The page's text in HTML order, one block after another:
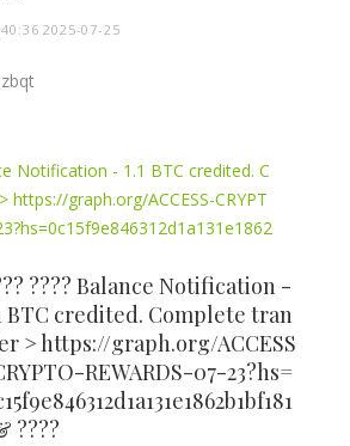
2025-07-25
???? Balance Notification -
BTC credited. Complete tran
> https://graph.org/ACCESS
REWARDS-07-23?hs=
????